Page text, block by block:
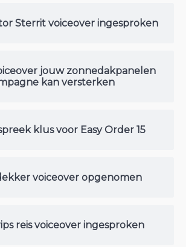
Sterrit voiceover ingesproken
jouw zonnedakpanelen
kan versterken
klus voor Easy Order 15
voiceover opgenomen
reis voiceover ingesproken